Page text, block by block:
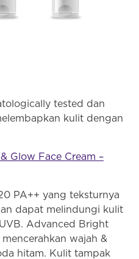
tested dan
kulit dengan
Glow Face Cream –
PA++ yang teksturnya
dapat melindungi kulit
Advanced Bright
wajah &
hitam. Kulit tampak